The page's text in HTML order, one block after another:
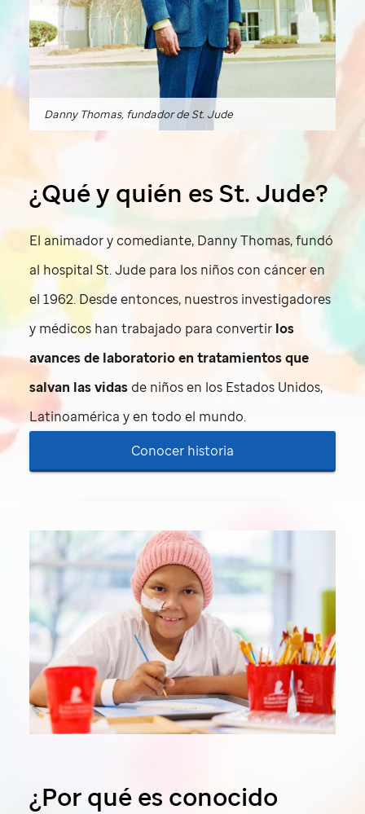
Danny Thomas, fundador deSt. Jude
¿Qué y quién esSt. Jude?
El animador y comediante, Danny Thomas, fundó
al hospital St. Jude para los niños con cáncer en
el 1962. Desde entonces, nuestros investigadores
y médicos han trabajado para convertir los
avances de laboratorio en tratamientos que
salvan las vidasde niños en los Estados Unidos,
Latinoamérica y en todo el mundo.
Conocer historia
¿Por qué es conocido